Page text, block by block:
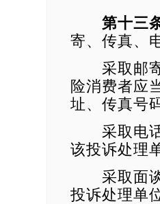
第十三
寄、传真、
采取邮寄
险消费者应
址、传真号
采取电话
该投诉处理
采取面谈
投诉处理单